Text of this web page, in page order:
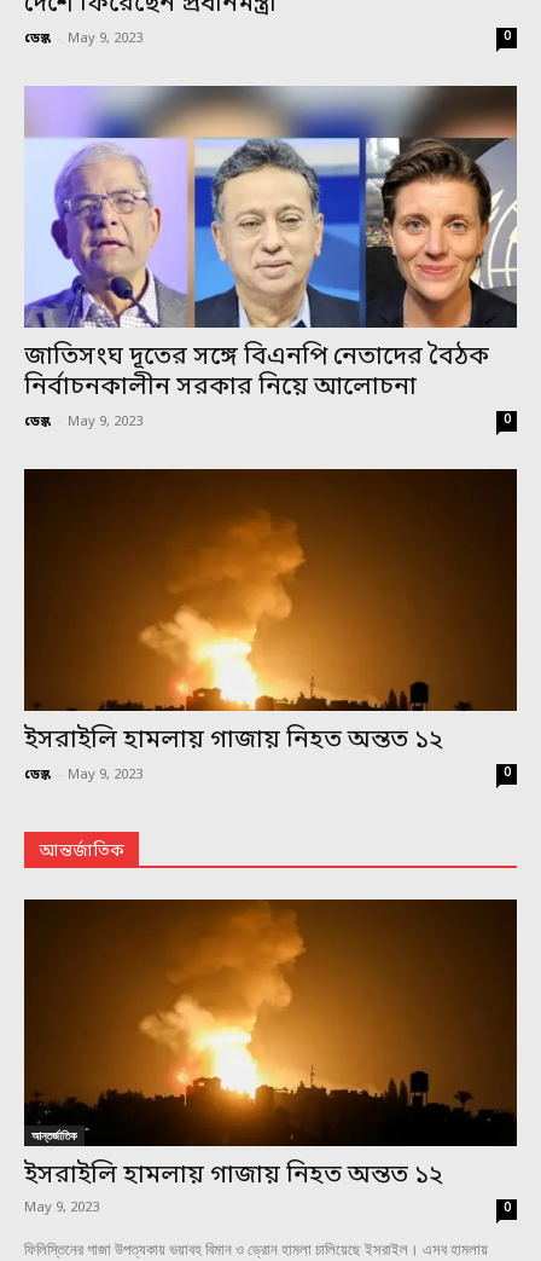
ডেস্ক - May 9, 2023 0
জাতিসংঘ দূতের সঙ্গে বিএনপি নেতাদের বৈঠক
নির্বাচনকালীন সরকার নিয়ে আলোচনা
ডেস্ক - May 9, 2023 0
ইসরাইলি হামলায় গাজায় নিহত অন্তত ১২
ডেস্ক - May 9, 2023 0
আন্তর্জাতিক
আন্তর্জাতিক
ইসরাইলি হামলায় গাজায় নিহত অন্তত ১২
May 9, 2023 0
ফিলিস্তিনের গাজা উপত্যকায় ভয়াবহ বিমান ও ড্রোন হামলা চালিয়েছে ইসরাইল। এসব হামলায়